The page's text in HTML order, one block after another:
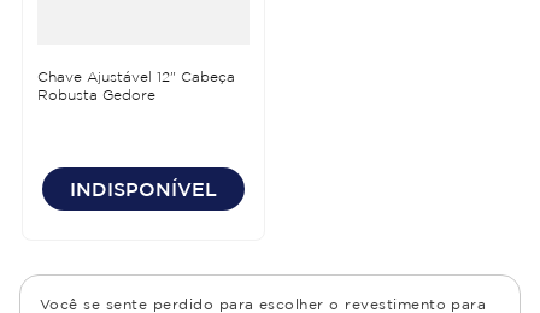
Chave Ajustável 12" Cabeça
Robusta Gedore
INDISPONÍVEL
Você se sente perdido para escolher o revestimento para